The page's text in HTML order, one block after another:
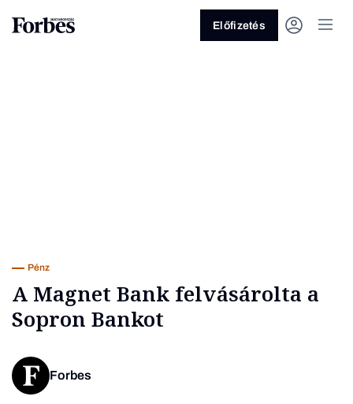
Előfizetés
Pénz
A Magnet Bank felvásárolta a
Sopron Bankot
Forbes